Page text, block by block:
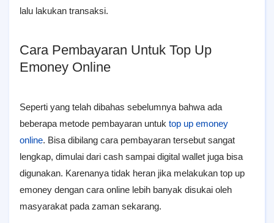
lalu lakukan transaksi.
Cara Pembayaran Untuk Top Up
Emoney Online
Seperti yang telah dibahas sebelumnya bahwa ada
beberapa metode pembayaran untuk top up emoney
online. Bisa dibilang cara pembayaran tersebut sangat
lengkap, dimulai dari cash sampai digital wallet juga bisa
digunakan. Karenanya tidak heran jika melakukan top up
emoney dengan cara online lebih banyak disukai oleh
masyarakat pada zaman sekarang.